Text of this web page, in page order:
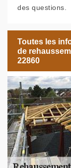
des questions.
Toutes les
de
22860